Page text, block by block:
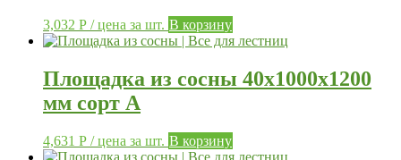
3,032 Р / цена за шт. В корзину
Площадка из сосны 40х1000х1200
мм сорт А
4,631 Р / цена за шт. В корзину